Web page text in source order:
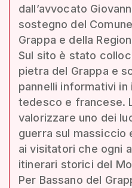
dall’avvocato
sostegno del
Grappa e della
Sul sito è stato
pietra del Grappa e
pannelli informativi in
tedesco e francese.
valorizzare uno dei
guerra sul massiccio
ai visitatori che ogni
itinerari storici del
Per Bassano del